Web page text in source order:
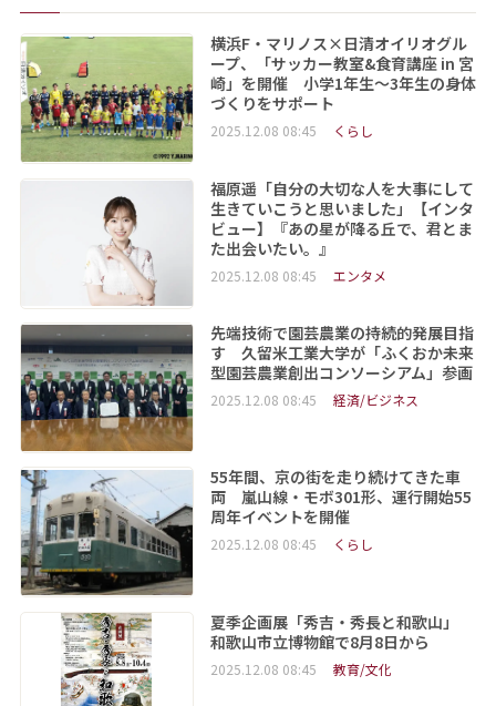
横浜F・マリノス×日清オイリオグル
ープ、「サッカー教室&食育講座 in 宮
崎」を開催 小学1年生～3年生の身体
づくりをサポート
2025.12.08 08:45 くらし
福原遥「自分の大切な人を大事にして
生きていこうと思いました」【インタ
ビュー】『あの星が降る丘で、君とま
た出会いたい。』
2025.12.08 08:45 エンタメ
先端技術で園芸農業の持続的発展目指
す 久留米工業大学が「ふくおか未来
型園芸農業創出コンソーシアム」参画
2025.12.08 08:45 経済/ビジネス
55年間、京の街を走り続けてきた車
両 嵐山線・モボ301形、運行開始55
周年イベントを開催
2025.12.08 08:45 くらし
夏季企画展「秀吉・秀長と和歌山」
和歌山市立博物館で8月8日から
2025.12.08 08:45 教育/文化